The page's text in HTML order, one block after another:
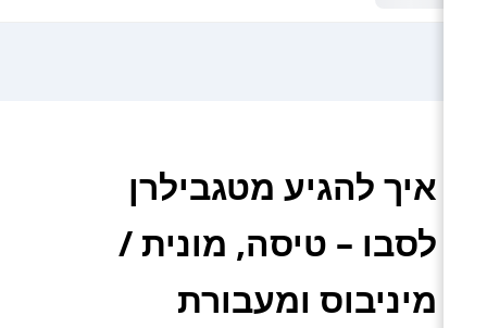
איך להגיע מטגבילרן
לסבו – טיסה, מונית /
מיניבוס ומעבורת